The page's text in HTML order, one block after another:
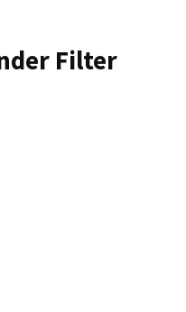
Filter